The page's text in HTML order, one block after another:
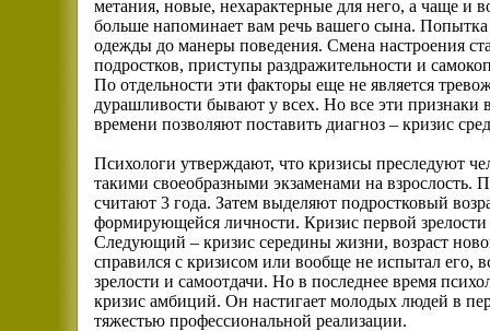
метания, новые, нехарактерные для него, а чаще и
больше напоминает вам речь вашего сына. Попытка
одежды до манеры поведения. Смена настроения
подростков, приступы раздражительности и
По отдельности эти факторы еще не является
дурашливости бывают у всех. Но все эти признаки
времени позволяют поставить диагноз – кризис
Психологи утверждают, что кризисы преследуют
такими своеобразными экзаменами на взрослость.
считают 3 года. Затем выделяют подростковый
формирующейся личности. Кризис первой
Следующий – кризис середины жизни, возраст
справился с кризисом или вообще не испытал его,
зрелости и самоотдачи. Но в последнее время
кризис амбиций. Он настигает молодых людей в
тяжестью профессиональной реализации.